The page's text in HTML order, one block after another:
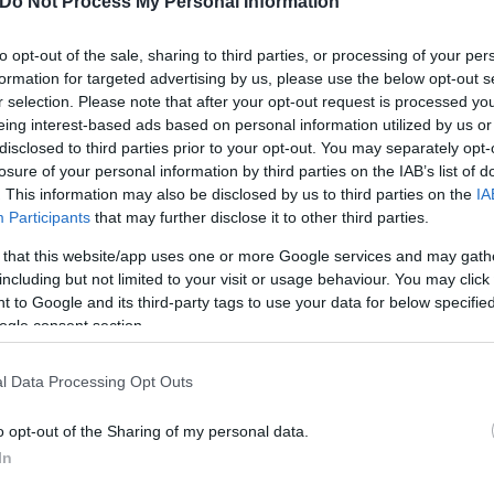
opt-out of the sale, sharing to third parties, or processing of your
for targeted advertising by us, please use the below opt-out
selection. Please note that after your opt-out request is processed
interest-based ads based on personal information utilized by us
to third parties prior to your opt-out. You may separately
of your personal information by third parties on the IAB’s list of
This information may also be disclosed by us to third parties on the
Participants that may further disclose it to other third parties.
that this website/app uses one or more Google services and may
but not limited to your visit or usage behaviour. You may
to Google and its third-party tags to use your data for below
consent section.
Data Processing Opt Outs
opt-out of the Sharing of my personal data.
ιστορία που έχει στην κατοχή του και τους δύο
ξανακάνει
Ολίμπια Μιλάνο (1966)
(1983)
1985), Ολίμπια Μιλάνο (1987, 1988)
Σπλιτ (1989, 1990, 1991)
1990, 1991)
Βίρτους Μπολόνια (1998)
2007, 2014), Βίρτους Μπολόνια (2001)
Ολυμπιακός (2013)
Αναντολού Εφές (2021, 2022)